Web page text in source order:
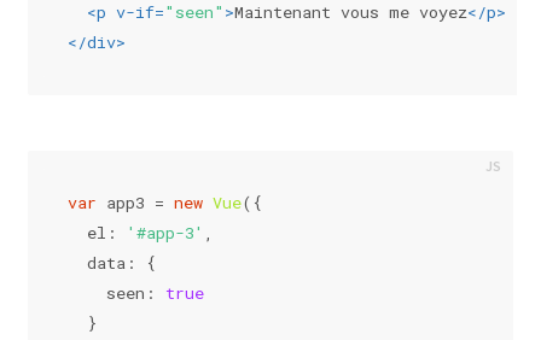
<p v-if="seen" >Maintenant vous me voyez</p>
</div>
var app3 = new Vue({
el : '#app-3' ,
data: {
seen : true
  }